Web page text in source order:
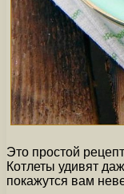
Это простой
Котлеты удивят
покажутся вам